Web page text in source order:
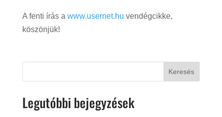
A fenti írás a www.usernet.hu vendégcikke,
köszönjük!
Keresés
Legutóbbi bejegyzések